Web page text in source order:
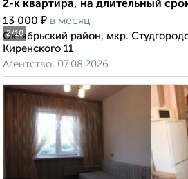
2/10
2-к квартира, на длительный
13 000 ₽ в месяц
Октябрьский район, мкр.
Киренского 11
Агентство, 07.08.2026